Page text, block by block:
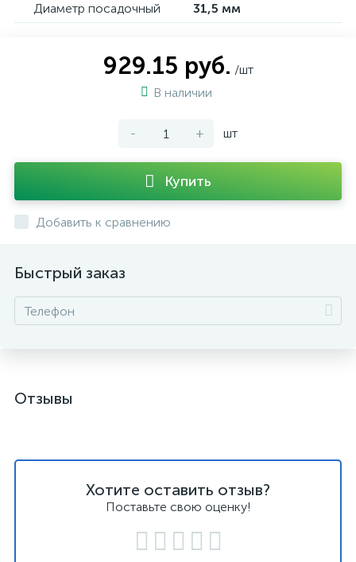
Диаметр посадочный
31,5 мм
929.15 руб. /шт
В наличии
- + шт
Купить
Добавить к сравнению
Быстрый заказ
Отзывы
Хотите оставить отзыв?
Поставьте свою оценку!